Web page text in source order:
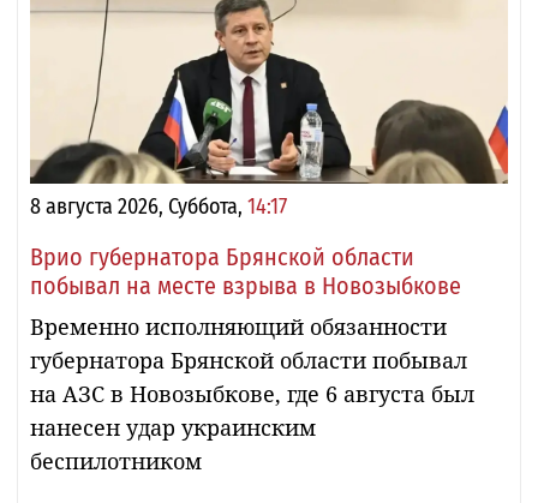
8 августа 2026, Суббота, 14:17
Врио губернатора Брянской области
побывал на месте взрыва в Новозыбкове
Временно исполняющий обязанности
губернатора Брянской области побывал
на АЗС в Новозыбкове, где 6 августа был
нанесен удар украинским
беспилотником